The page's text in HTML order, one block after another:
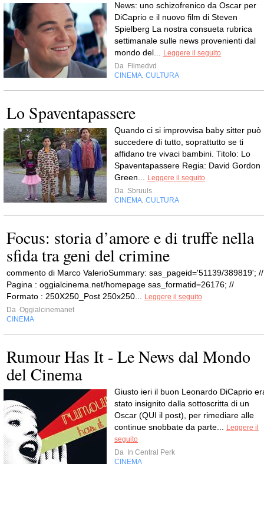
News: uno schizofrenico da Oscar per
DiCaprio e il nuovo film di Steven
Spielberg La nostra consueta rubrica
settimanale sulle news provenienti dal
mondo del... Leggere il seguito
Da Filmedvd
CINEMA, CULTURA
Lo Spaventapassere
Quando ci si improvvisa baby sitter può
succedere di tutto, soprattutto se ti
affidano tre vivaci bambini. Titolo: Lo
Spaventapassere Regia: David Gordon
Green... Leggere il seguito
Da Sbruuls
CINEMA, CULTURA
Focus: storia d’amore e di truffe nella
sfida tra geni del crimine
commento di Marco ValerioSummary: sas_pageid='51139/389819'; //
Pagina : oggialcinema.net/homepage sas_formatid=26176; //
Formato : 250X250_Post 250x250... Leggere il seguito
Da Oggialcinemanet
CINEMA
Rumour Has It - Le News dal Mondo
del Cinema
Giusto ieri il buon Leonardo DiCaprio
stato insignito dalla sottoscritta di un
Oscar (QUI il post), per rimediare alle
continue snobbate da parte... Leggere il
seguito
Da
In Central Perk
CINEMA